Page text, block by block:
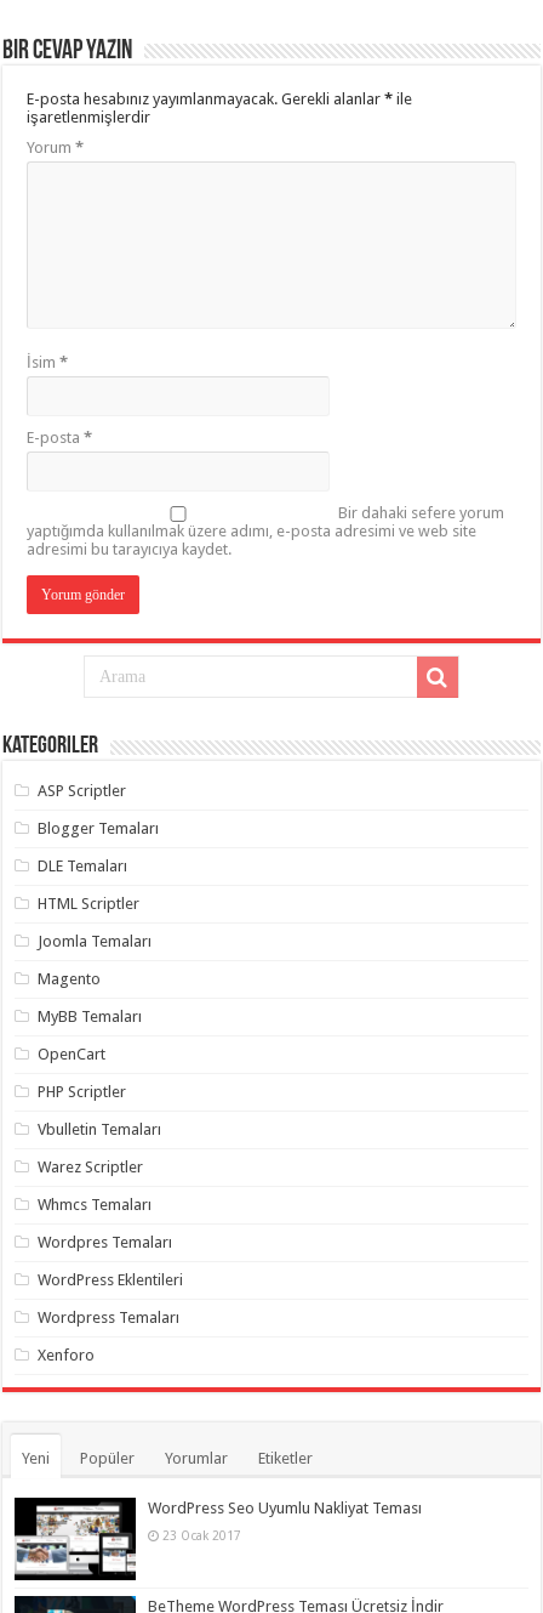
Bir cevap yazın
E-posta hesabınız yayımlanmayacak. Gerekli alanlar* ile
işaretlenmişlerdir
Yorum*
İsim*
E-posta*
Bir dahaki sefere yorum
yaptığımda kullanılmak üzere adımı, e-posta adresimi ve web site
adresimi bu tarayıcıya kaydet.
Kategoriler
ASP Scriptler
Blogger Temaları
DLE Temaları
HTML Scriptler
Joomla Temaları
Magento
MyBB Temaları
OpenCart
PHP Scriptler
Vbulletin Temaları
Warez Scriptler
Whmcs Temaları
Wordpres Temaları
WordPress Eklentileri
Wordpress Temaları
Xenforo
Yeni Popüler Yorumlar Etiketler
WordPress Seo Uyumlu Nakliyat Teması
23 Ocak 2017
BeTheme WordPress Teması Ücretsiz İndir